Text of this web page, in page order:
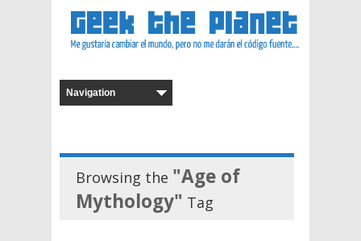
Browsing the "Age of
Mythology" Tag